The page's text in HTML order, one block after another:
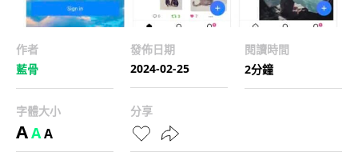
作者
藍骨
發佈日期
2024-02-25
閱讀時間
2分鐘
字體大小
AAA
分享